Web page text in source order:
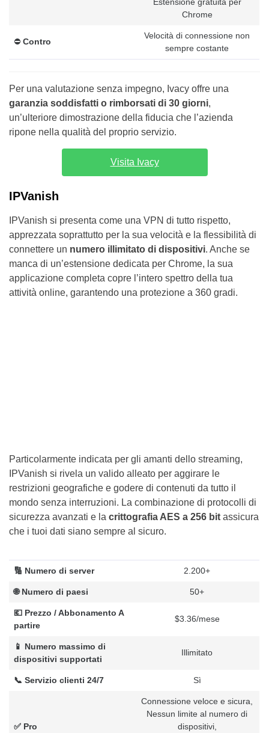
Estensione gratuita per
Chrome
⛔️ Contro
Velocità di connessione non
sempre costante
Per una valutazione senza impegno, Ivacy offre una
garanzia soddisfatti o rimborsati di 30 giorni,
un’ulteriore dimostrazione della fiducia che l’azienda
ripone nella qualità del proprio servizio.
Visita Ivacy
IPVanish
IPVanish si presenta come una VPN di tutto rispetto,
apprezzata soprattutto per la sua velocità e la flessibilità di
connettere un numero illimitato di dispositivi. Anche se
manca di un’estensione dedicata per Chrome, la sua
applicazione completa copre l’intero spettro della tua
attività online, garantendo una protezione a 360 gradi.
Particolarmente indicata per gli amanti dello streaming,
IPVanish si rivela un valido alleato per aggirare le
restrizioni geografiche e godere di contenuti da tutto il
mondo senza interruzioni. La combinazione di protocolli di
sicurezza avanzati e la crittografia AES a 256 bit assicura
che i tuoi dati siano sempre al sicuro.
🔢 Numero di server 2.200+
🌐 Numero di paesi 50+
💶 Prezzo / Abbonamento A
partire
$3.36/mese
📱 Numero massimo di
dispositivi supportati
Illimitato
📞 Servizio clienti 24/7 Sì
✅ Pro
Connessione veloce e sicura,
Nessun limite al numero di
dispositivi,